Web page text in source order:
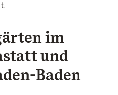
im
und
Baden